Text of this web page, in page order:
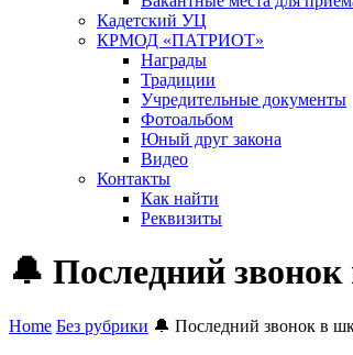
Кадетский УЦ
КРМОД «ПАТРИОТ»
Награды
Традиции
Учредительные документы
Фотоальбом
Юный друг закона
Видео
Контакты
Как найти
Реквизиты
🔔 Последний
Home Без рубрики 🔔 Последний звонок в